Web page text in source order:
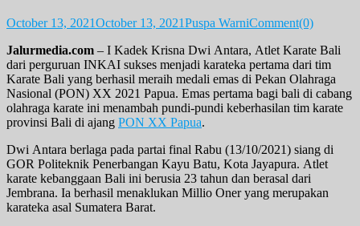
October 13, 2021October 13, 2021Puspa WarniComment(0)
Jalurmedia.com – I Kadek Krisna Dwi Antara, Atlet Karate Bali
dari perguruan INKAI sukses menjadi karateka pertama dari tim
Karate Bali yang berhasil meraih medali emas di Pekan Olahraga
Nasional (PON) XX 2021 Papua. Emas pertama bagi bali di cabang
olahraga karate ini menambah pundi-pundi keberhasilan tim karate
provinsi Bali di ajang PON XX Papua.
Dwi Antara berlaga pada partai final Rabu (13/10/2021) siang di
GOR Politeknik Penerbangan Kayu Batu, Kota Jayapura. Atlet
karate kebanggaan Bali ini berusia 23 tahun dan berasal dari
Jembrana. Ia berhasil menaklukan Millio Oner yang merupakan
karateka asal Sumatera Barat.